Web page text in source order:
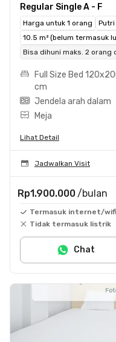
Regular Single A - F
Harga untuk 1 orang
Putri
10.5 m² (belum termasuk
Bisa dihuni maks. 2 orang
Full Size Bed
cm
Jendela arah dalam
Meja
Lihat Detail
Jadwalkan Visit
Rp1.900.000 /bulan
Termasuk internet/wifi
Tidak termasuk listrik
Chat